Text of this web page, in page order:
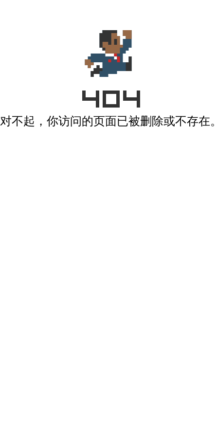
对不起，你访问的页面已被删除或不存在。